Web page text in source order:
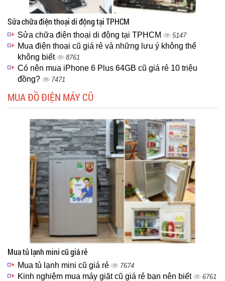
Sửa chữa điện thoại di động tại TPHCM
Sửa chữa điện thoại di động tại TPHCM 5147
Mua điện thoại cũ giá rẻ và những lưu ý không thể
không biết
8761
Có nên mua iPhone 6 Plus 64GB cũ giá rẻ 10 triệu
đồng?
7471
MUA ĐỒ ĐIỆN MÁY CŨ
Mua tủ lạnh mini cũ giá rẻ
Mua tủ lạnh mini cũ giá rẻ 7674
Kinh nghiệm mua máy giặt cũ giá rẻ bạn nên biết 6761